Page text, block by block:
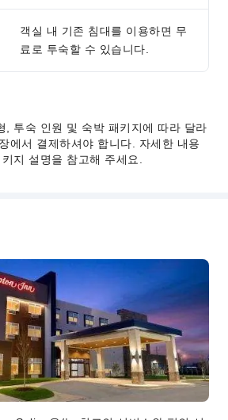
공간
비스
크
객실 내 기존 침대를 이용하면 무
료로 투숙할 수 있습니다.
, 투숙 인원 및 숙박 패키지에 따라 달라
에서 결제하셔야 합니다. 자세한 내용
지 설명을 참고해 주세요.